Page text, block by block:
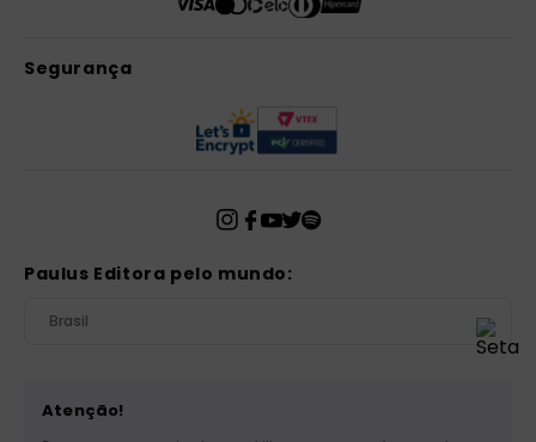
Segurança
Paulus Editora pelo mundo:
Brasil
Atenção!